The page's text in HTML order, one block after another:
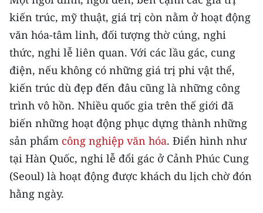
kiến trúc, mỹ thuật, giá trị còn nằm ở hoạt động
văn hóa-tâm linh, đối tượng thờ cúng, nghi
thức, nghi lễ liên quan. Với các lầu gác, cung
điện, nếu không có những giá trị phi vật thể,
kiến trúc dù đẹp đến đâu cũng là những công
trình vô hồn. Nhiều quốc gia trên thế giới đã
biến những hoạt động phục dựng thành những
sản phẩm công nghiệp văn hóa. Điển hình như
tại Hàn Quốc, nghi lễ đổi gác ở Cảnh Phúc Cung
(Seoul) là hoạt động được khách du lịch chờ đón
hằng ngày.